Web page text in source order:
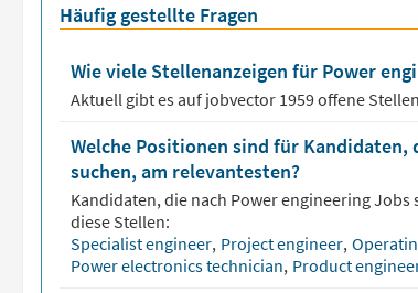
Häufig gestellte Fragen
Wie viele Stellenanzeigen für Power
Aktuell gibt es auf jobvector 1959offene
Welche Positionen sind für Kandidaten,
suchen, am relevantesten?
Kandidaten, die nach Power engineeringJobs
diese Stellen:
Specialist engineer, Project engineer,
Power electronics technician, Product